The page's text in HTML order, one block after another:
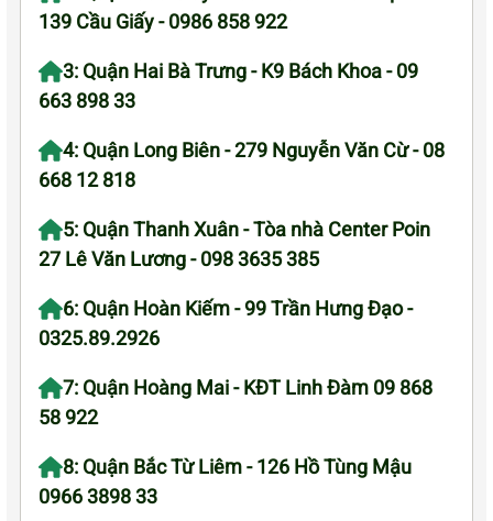
139 Cầu Giấy - 0986 858 922
3: Quận Hai Bà Trưng - K9 Bách Khoa - 09
663 898 33
4: Quận Long Biên - 279 Nguyễn Văn Cừ - 08
668 12 818
5: Quận Thanh Xuân - Tòa nhà Center Poin
27 Lê Văn Lương - 098 3635 385
6: Quận Hoàn Kiếm - 99 Trần Hưng Đạo -
0325.89.2926
7: Quận Hoàng Mai - KĐT Linh Đàm 09 868
58 922
8: Quận Bắc Từ Liêm - 126 Hồ Tùng Mậu
0966 3898 33